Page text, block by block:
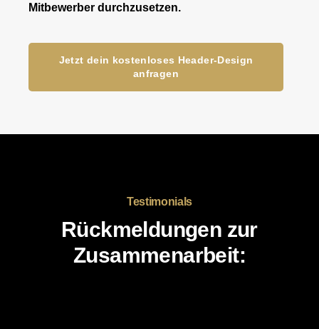
Mitbewerber durchzusetzen.
Jetzt dein kostenloses Header-Design
anfragen
Testimonials
Rückmeldungen zur
Zusammenarbeit: